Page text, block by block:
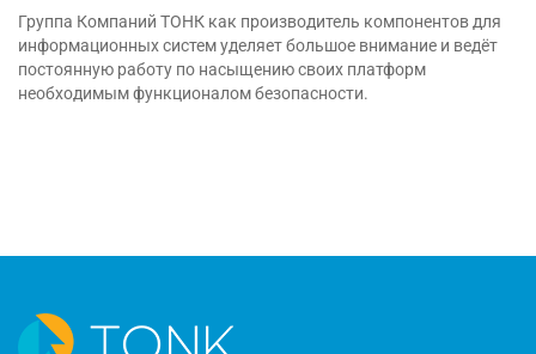
Группа Компаний ТОНК как производитель компонентов для
информационных систем уделяет большое внимание и ведёт
постоянную работу по насыщению своих платформ
необходимым функционалом безопасности.